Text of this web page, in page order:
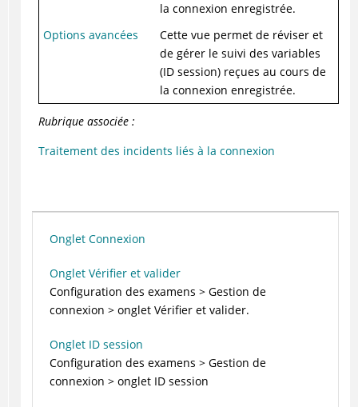
la connexion enregistrée.
Options avancées
Cette vue permet de réviser et
de gérer le suivi des variables
(ID session) reçues au cours de
la connexion enregistrée.
Rubrique associée :
Traitement des incidents liés à la connexion
Onglet Connexion
Onglet Vérifier et valider
Configuration des examens > Gestion de
connexion > onglet Vérifier et valider.
Onglet ID session
Configuration des examens > Gestion de
connexion > onglet ID session